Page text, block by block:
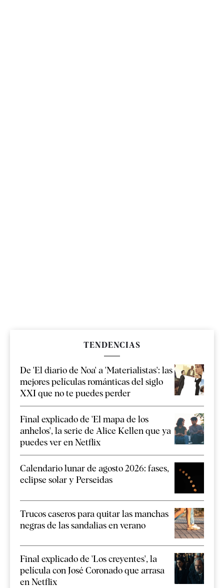
TENDENCIAS
De 'El diario de Noa' a 'Materialistas': las
mejores películas románticas del siglo
XXI que no te puedes perder
Final explicado de 'El mapa de los
anhelos', la serie de Alice Kellen que ya
puedes ver en Netflix
Calendario lunar de agosto 2026: fases,
eclipse solar y Perseidas
Trucos caseros para quitar las manchas
negras de las sandalias en verano
Final explicado de 'Los creyentes', la
película con José Coronado que arrasa
en Netflix